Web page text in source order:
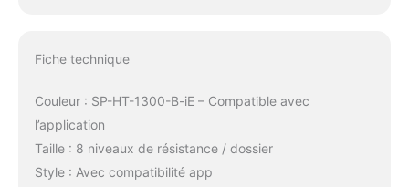
Fiche technique
Couleur : SP-HT-1300-B-iE – Compatible avec
l’application
Taille : 8 niveaux de résistance / dossier
Style : Avec compatibilité app